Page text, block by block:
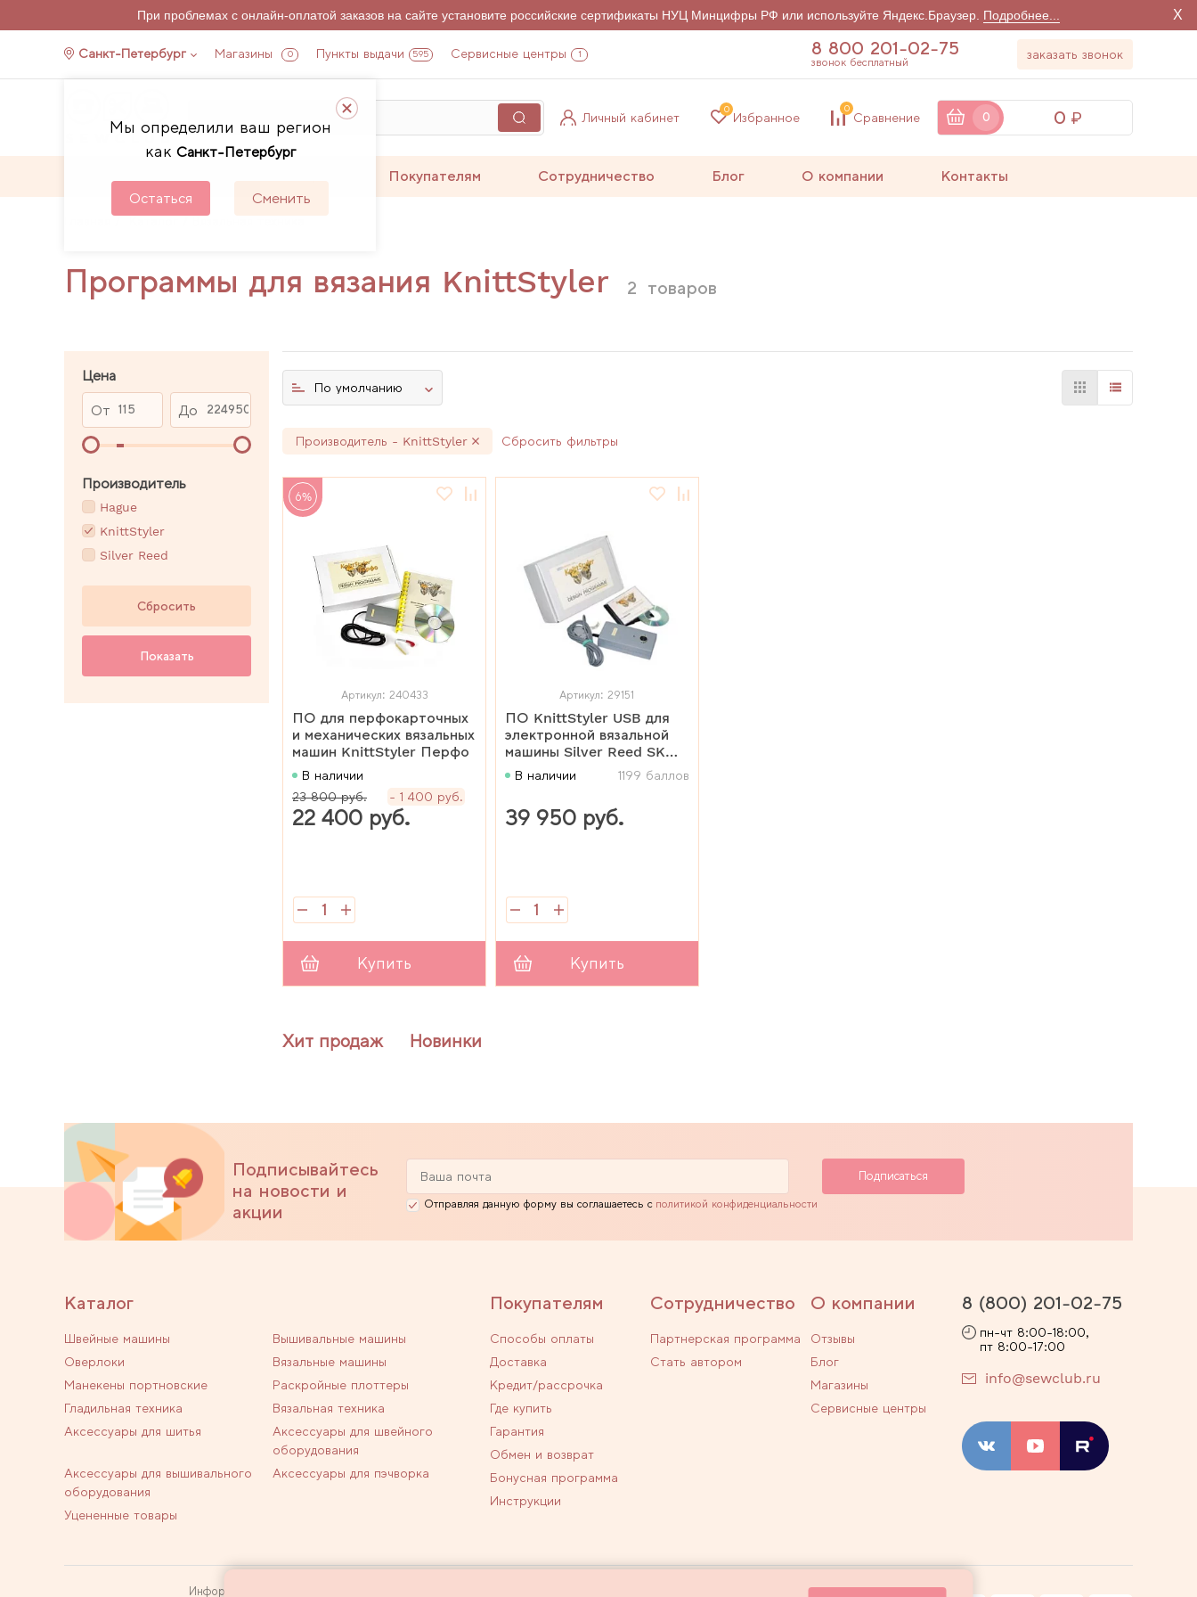
При проблемах с онлайн-оплатой заказов на сайте установите российские сертификаты НУЦ Минцифры РФ или используйте Яндекс.Браузер. Подробнее... X
Санкт-Петербург Магазины 0 Пункты выдачи 595 Сервисные центры 1
Мы определили ваш регион
как Санкт-Петербург
Остаться Сменить
8 800 201-02-75
звонок бесплатный
заказать звонок
Личный кабинет Избранное
0
Сравнение
0
0 0
Покупателям Сотрудничество Блог О компании Контакты
Каталог Вязальная техника
Программы для вязания KnittStyler 2 товаров
Цена
От До
Производитель
Hague
KnittStyler
Silver Reed
Сбросить
Показать
По умолчанию
Производитель - KnittStyler Сбросить фильтры
6%
Артикул: 240433
ПО для перфокарточных
и механических вязальных
машин KnittStyler Перфо
В наличии
23 800 руб.
1 400 руб.
22 400 руб.
Купить
Артикул: 29151
ПО KnittStyler USB для
электронной вязальной
машины Silver Reed SK
840
В наличии 1199 баллов
39 950 руб.
Купить
Хит продаж Новинки
Подписывайтесь
на новости и
акции
Отправляя данную форму вы соглашаетесь с политикой конфиденциальности
Каталог
Швейные машины
Вышивальные машины
Оверлоки
Вязальные машины
Манекены портновские
Раскройные плоттеры
Гладильная техника
Вязальная техника
Аксессуары для шитья
Аксессуары для швейного
оборудования
Аксессуары для вышивального
оборудования
Аксессуары для пэчворка
Уцененные товары
Покупателям
Способы оплаты
Доставка
Кредит/рассрочка
Где купить
Гарантия
Обмен и возврат
Бонусная программа
Инструкции
Сотрудничество
Партнерская программа
Стать автором
О компании
Отзывы
Блог
Магазины
Сервисные центры
8 (800) 201-02-75
пн-чт 8:00-18:00,
пт 8:00-17:00
info@sewclub.ru
Информация на сайте не является публичной офертой. Политика конфиденциальности Договор оферты